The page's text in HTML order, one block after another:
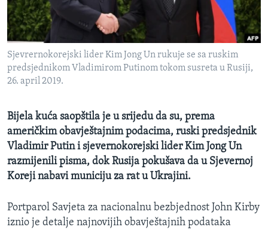
MAGAZIN
O GLASU AMERIKE
Learning English
Jezici
Sjevrernokorejski lider Kim Jong Un rukuje se sa ruskim
predsjednikom Vladimirom Putinom tokom susreta u Rusiji,
26. april 2019.
Bijela kuća saopštila je u srijedu da su, prema
američkim obavještajnim podacima, ruski predsjednik
Vladimir Putin i sjevernokorejski lider Kim Jong Un
razmijenili pisma, dok Rusija pokušava da u Sjevernoj
Koreji nabavi municiju za rat u Ukrajini.
Portparol Savjeta za nacionalnu bezbjednost John Kirby
iznio je detalje najnovijih obavještajnih podataka